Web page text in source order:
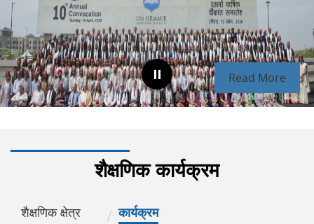
Read More
शैक्षणिक कार्यक्रम
शैक्षणिक क्षेत्र कार्यक्रम